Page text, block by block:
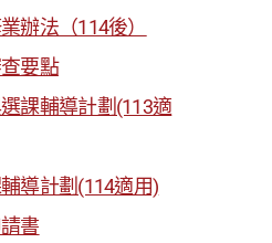
辦法（114後）
要點
課輔導計劃(113適
導計劃(114適用)
書